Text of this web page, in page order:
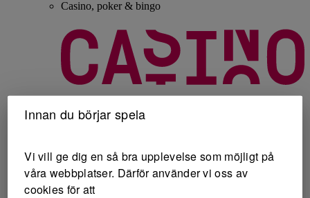
Casino, poker & bingo
Casino
Live Casino
Innan du börjar spela
Vi vill ge dig en så bra upplevelse som möjligt på
våra webbplatser. Därför använder vi oss av
cookies för att